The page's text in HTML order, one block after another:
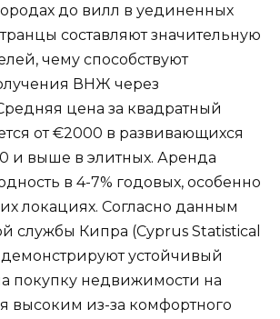
до вилл в уединенных
составляют значительную
чему способствуют
ВНЖ через
цена за квадратный
от €2000 в развивающихся
и выше в элитных. Аренда
в 4-7% годовых, особенно
локациях. Согласно данным
службы Кипра (Cyprus Statistical
устойчивый
покупку недвижимости на
высоким из-за комфортного